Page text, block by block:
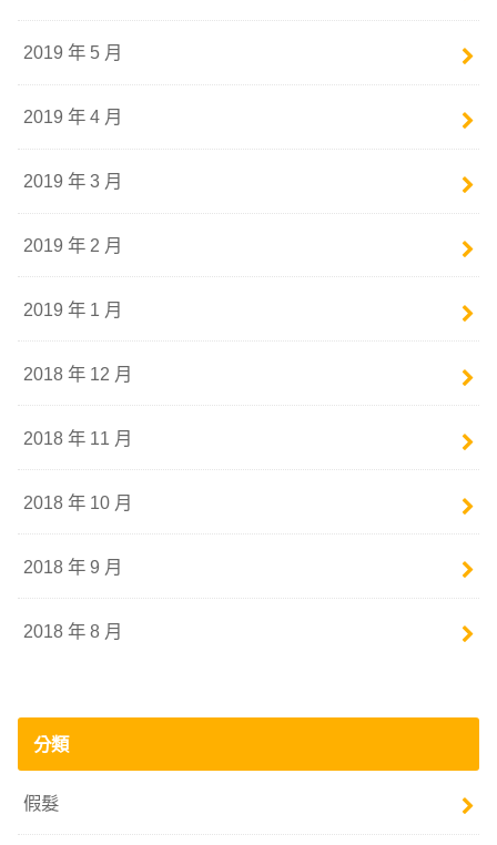
2019 年 5 月
2019 年 4 月
2019 年 3 月
2019 年 2 月
2019 年 1 月
2018 年 12 月
2018 年 11 月
2018 年 10 月
2018 年 9 月
2018 年 8 月
分類
假髮